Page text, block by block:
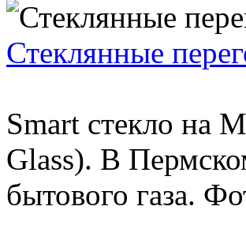
Стеклянные
Smart стекло на
Glass). В
бытового газа.